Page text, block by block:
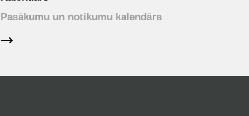
Pasākumu un notikumu kalendārs